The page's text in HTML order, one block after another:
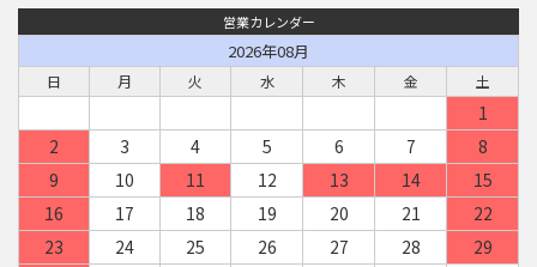
営業カレンダー
2026年08月
日 月 火 水 木 金 土
1
2
3 4 5 6 7
8
9
10 11 12 13 14
15
16
17 18 19 20 21
22
23
24 25 26 27 28
29